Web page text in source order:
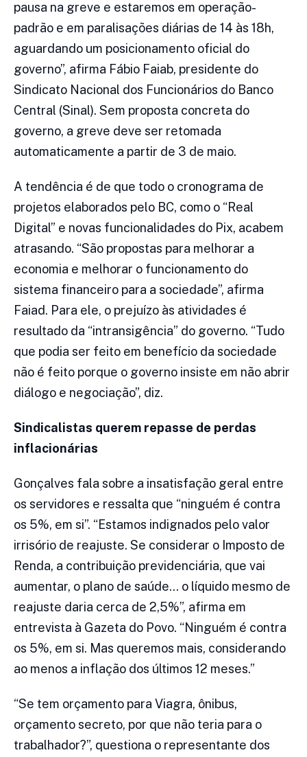
pausa na greve e estaremos em operação-
padrão e em paralisações diárias de 14 às 18h,
aguardando um posicionamento oficial do
governo”, afirma Fábio Faiab, presidente do
Sindicato Nacional dos Funcionários do Banco
Central (Sinal). Sem proposta concreta do
governo, a greve deve ser retomada
automaticamente a partir de 3 de maio.
A tendência é de que todo o cronograma de
projetos elaborados pelo BC, como o “Real
Digital” e novas funcionalidades do Pix, acabem
atrasando. “São propostas para melhorar a
economia e melhorar o funcionamento do
sistema financeiro para a sociedade”, afirma
Faiad. Para ele, o prejuízo às atividades é
resultado da “intransigência” do governo. “Tudo
que podia ser feito em benefício da sociedade
não é feito porque o governo insiste em não abrir
diálogo e negociação”, diz.
Sindicalistas querem repasse de perdas
inflacionárias
Gonçalves fala sobre a insatisfação geral entre
os servidores e ressalta que “ninguém é contra
os 5%, em si”. “Estamos indignados pelo valor
irrisório de reajuste. Se considerar o Imposto de
Renda, a contribuição previdenciária, que vai
aumentar, o plano de saúde… o líquido mesmo de
reajuste daria cerca de 2,5%”, afirma em
entrevista à Gazeta do Povo. “Ninguém é contra
os 5%, em si. Mas queremos mais, considerando
ao menos a inflação dos últimos 12 meses.”
“Se tem orçamento para Viagra, ônibus,
orçamento secreto, por que não teria para o
trabalhador?”, questiona o representante dos